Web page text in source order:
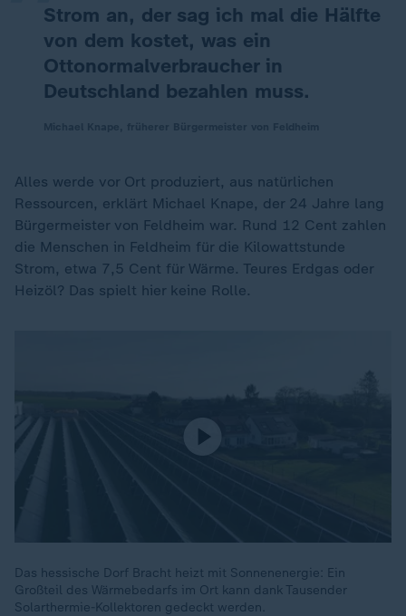
Strom an, der sag ich mal die Hälfte
von dem kostet, was ein
Ottonormalverbraucher in
Deutschland bezahlen muss.
Alles werde vor Ort produziert, aus natürlichen
Ressourcen, erklärt Michael Knape, der 24 Jahre lang
Bürgermeister von Feldheim war. Rund 12 Cent zahlen
die Menschen in Feldheim für die Kilowattstunde
Strom, etwa 7,5 Cent für Wärme. Teures Erdgas oder
Heizöl? Das spielt hier keine Rolle.
Das hessische Dorf Bracht heizt mit Sonnenenergie: Ein
Großteil des Wärmebedarfs im Ort kann dank Tausender
Solarthermie-Kollektoren gedeckt werden.